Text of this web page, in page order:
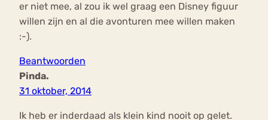
er niet mee, al zou ik wel graag een Disney figuur
willen zijn en al die avonturen mee willen maken
:-).
Beantwoorden
Pinda.
31 oktober, 2014
Ik heb er inderdaad als klein kind nooit op gelet.